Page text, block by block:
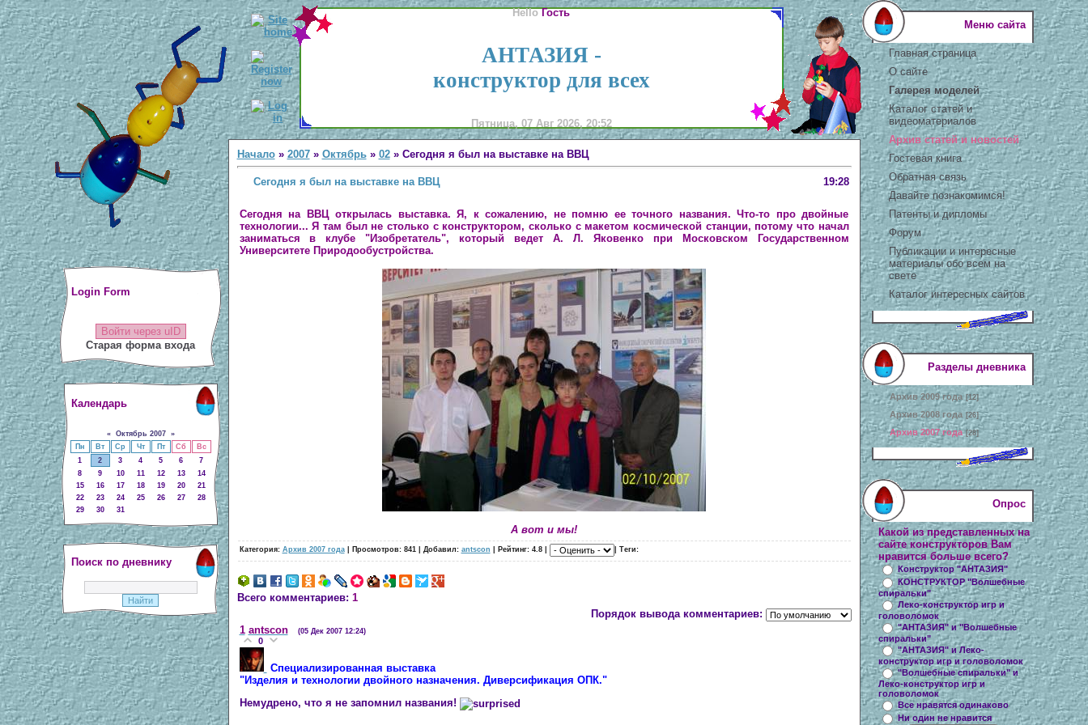
Login Form
Войти через uID
Старая форма входа
Календарь
« Октябрь 2007
»
Пн
Вт Ср Чт Пт Сб
Вс
1
2 3 4 5 6
7
8
9 10 11 12 13
14
15
16 17 18 19 20
21
22
23 24 25 26 27
28
29
30 31
Поиск по дневнику
HelloГость
АНТАЗИЯ -
конструктор для всех
Пятница, 07 Авг 2026, 20:52
Начало» 2007 » Октябрь » 02» Сегодня я был на выставке на ВВЦ
Сегодня я был на выставке на ВВЦ 19:28
Сегодня на ВВЦ открылась выставка. Я, к сожалению, не помню ее точного названия. Что-то про двойные
технологии... Я там был не столько с конструктором, сколько с макетом космической станции, потому что начал
заниматься в клубе "Изобретатель", который ведет А. Л. Яковенко при Московском Государственном
Университете Природообустройства.
А вот и мы!
Категория: Архив 2007 года| Просмотров: 841 | Добавил: antscon | Рейтинг: 4.8 | | Теги:
Всего комментариев: 1
Порядок вывода комментариев:
1 antscon (05 Дек 2007 12:24)
0
Специализированная выставка
"Изделия и технологии двойного назначения. Диверсификация ОПК."
Немудрено, что я не запомнил названия!
Меню сайта
Главная страница
О сайте
Галерея моделей
Каталог статей и
видеоматериалов
Архив статей и новостей
Гостевая книга
Обратная связь
Давайте познакомимся!
Патенты и дипломы
Форум
Публикации и интересные
материалы обо всем на
свете
Каталог интересных сайтов
Разделы дневника
Архив 2009 года [12]
Архив 2008 года [26]
Архив 2007 года [28]
Опрос
Какой из представленных на
сайте конструкторов Вам
нравится больше всего?
Конструктор "АНТАЗИЯ"
КОНСТРУКТОР "Волшебные
спиральки"
Леко-конструктор игр и
головоломок
"АНТАЗИЯ" и "Волшебные
спиральки"
"АНТАЗИЯ" и Леко-
конструктор игр и головоломок
"Волшебные спиральки" и
Леко-конструктор игр и
головоломок
Все нравятся одинаково
Ни один не нравится